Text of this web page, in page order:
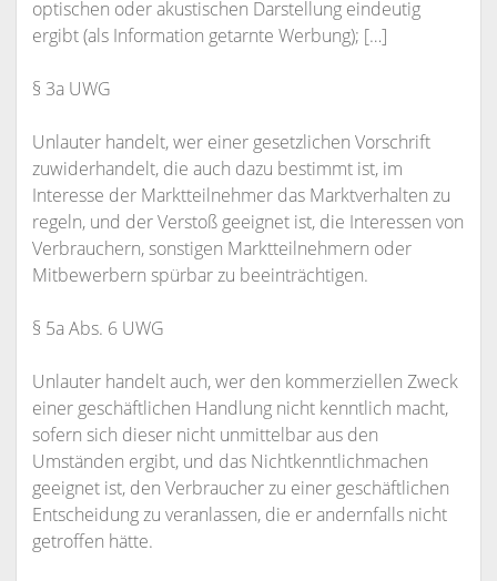
optischen oder akustischen Darstellung eindeutig
ergibt (als Information getarnte Werbung); […]
§ 3a UWG
Unlauter handelt, wer einer gesetzlichen Vorschrift
zuwiderhandelt, die auch dazu bestimmt ist, im
Interesse der Marktteilnehmer das Marktverhalten zu
regeln, und der Verstoß geeignet ist, die Interessen von
Verbrauchern, sonstigen Marktteilnehmern oder
Mitbewerbern spürbar zu beeinträchtigen.
§ 5a Abs. 6 UWG
Unlauter handelt auch, wer den kommerziellen Zweck
einer geschäftlichen Handlung nicht kenntlich macht,
sofern sich dieser nicht unmittelbar aus den
Umständen ergibt, und das Nichtkenntlichmachen
geeignet ist, den Verbraucher zu einer geschäftlichen
Entscheidung zu veranlassen, die er andernfalls nicht
getroffen hätte.